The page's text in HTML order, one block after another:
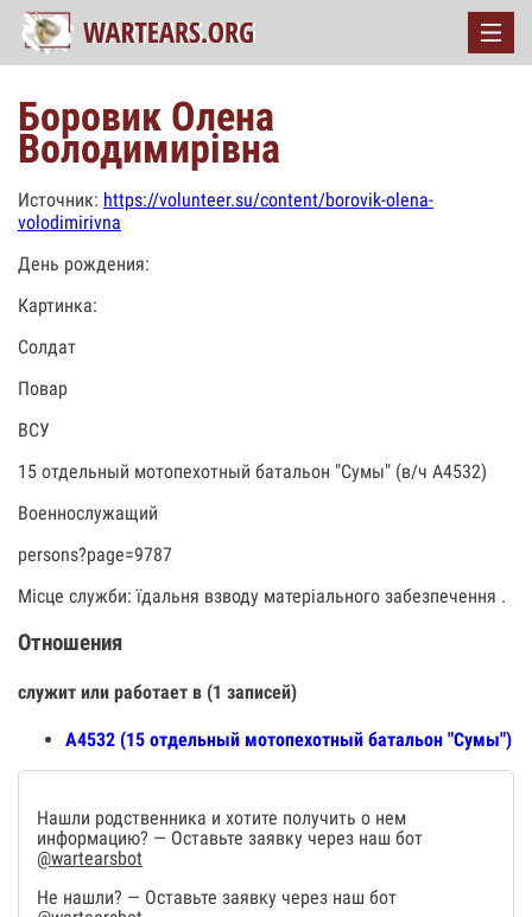
Боровик Олена
Володимирівна
Источник: https://volunteer.su/content/borovik-olena-
volodimirivna
День рождения:
Картинка:
Солдат
Повар
ВСУ
15 отдельный мотопехотный батальон "Сумы" (в/ч А4532)
Военнослужащий
persons?page=9787
Місце служби: їдальня взводу матеріального забезпечення .
Отношения
служит или работает в (1 записей)
А4532 (15 отдельный мотопехотный батальон "Сумы")
Нашли родственника и хотите получить о нем
информацию? — Оставьте заявку через наш бот
@wartearsbot
Не нашли? — Оставьте заявку через наш бот